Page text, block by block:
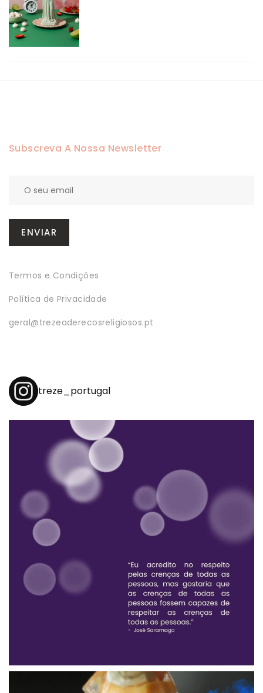
Subscreva A Nossa Newsletter
Termos e Condições
Política de Privacidade
geral@trezeaderecosreligiosos.pt
treze_portugal